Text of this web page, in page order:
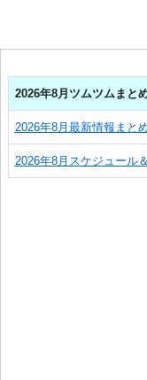
2026年8月ツムツムまと
2026年8月最新情報まと
2026年8月スケジュール